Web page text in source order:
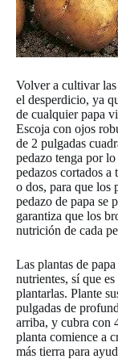
Volver a cultivar
el desperdicio, ya
de cualquier papa
Escoja con ojos
de 2 pulgadas
pedazo tenga por
pedazos cortados a
o dos, para que los
pedazo de papa se
garantiza que los
nutrición de cada
Las plantas de
nutrientes, sí que es
plantarlas. Plante
pulgadas de
arriba, y cubra con
planta comience a
más tierra para